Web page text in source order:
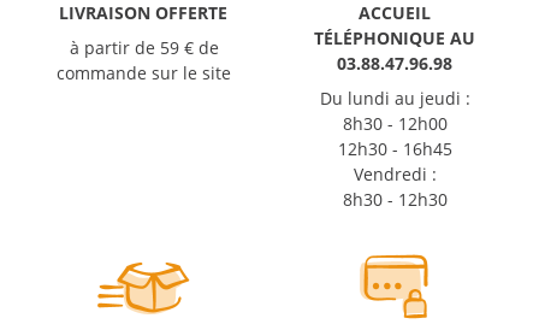
LIVRAISON OFFERTE
à partir de 59 € de
commande sur le site
ACCUEIL
TÉLÉPHONIQUE AU
03.88.47.96.98
Du lundi au jeudi :
8h30 - 12h00
12h30 - 16h45
Vendredi :
8h30 - 12h30